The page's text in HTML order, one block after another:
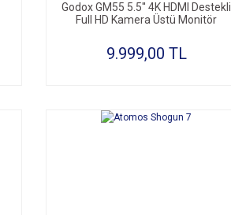
Godox GM55 5.5'' 4K HDMI Destekli
Full HD Kamera Üstü Monitör
9.999,00 TL